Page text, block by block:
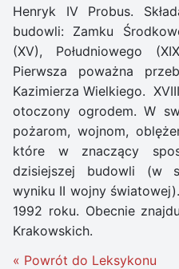
Henryk IV Probus.
budowli: Zamku
(XV), Południowego
Pierwsza poważna
Kazimierza Wielkiego.
otoczony ogrodem. W
pożarom, wojnom,
które w znaczący
dzisiejszej budowli (w
wyniku II wojny
1992 roku. Obecnie
Krakowskich.
« Powrót do Leksykonu